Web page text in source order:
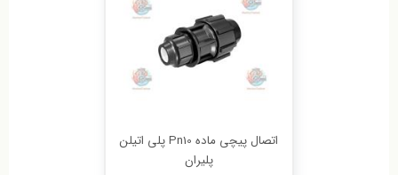
اتصال پیچی ماده Pn10 پلی اتیلن
پلیران